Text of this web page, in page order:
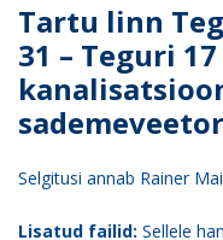
Tartu linn
31 – Teguri
Selgitusi annab Rainer
Lisatud failid: Sellele